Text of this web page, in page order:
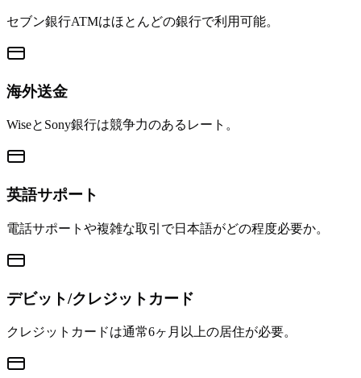
セブン銀行ATMはほとんどの銀行で利用可能。
海外送金
WiseとSony銀行は競争力のあるレート。
英語サポート
電話サポートや複雑な取引で日本語がどの程度必要か。
デビット/クレジットカード
クレジットカードは通常6ヶ月以上の居住が必要。